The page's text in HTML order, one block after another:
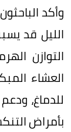
وأكد
الليل قد
التوازن
العشاء
للدماغ،
بأمراض